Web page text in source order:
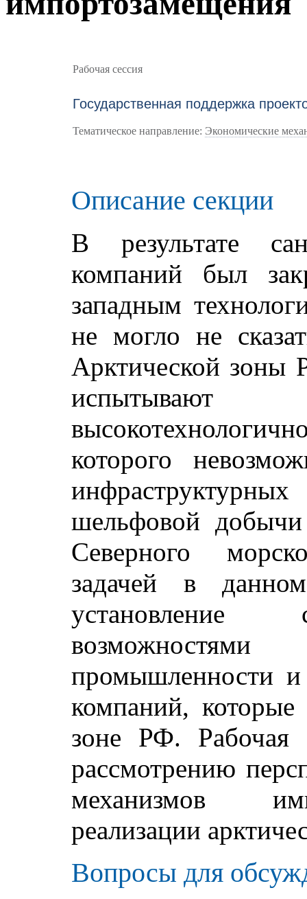
Рабочая сессия
Государственная поддержка
Тематическое направление: Экономические
Описание секции
В результате
компаний был
западным
не могло не
Арктической зоны
которого
шельфовой
Северного
задачей в
установление
промышленности и
компаний,
зоне РФ. Рабочая
рассмотрению
механизмов
реализации
Вопросы для